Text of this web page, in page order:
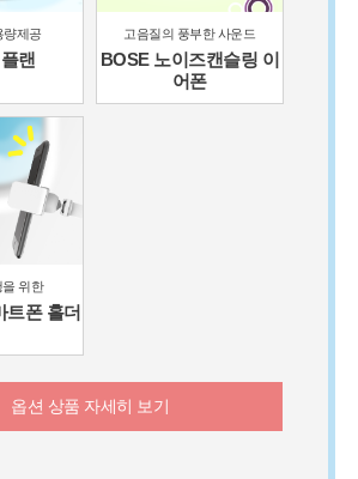
량제공
랜
고음질의 풍부한 사운드
BOSE 노이즈캔슬링 이
어폰
위한
트폰 홀더
옵션 상품 자세히 보기